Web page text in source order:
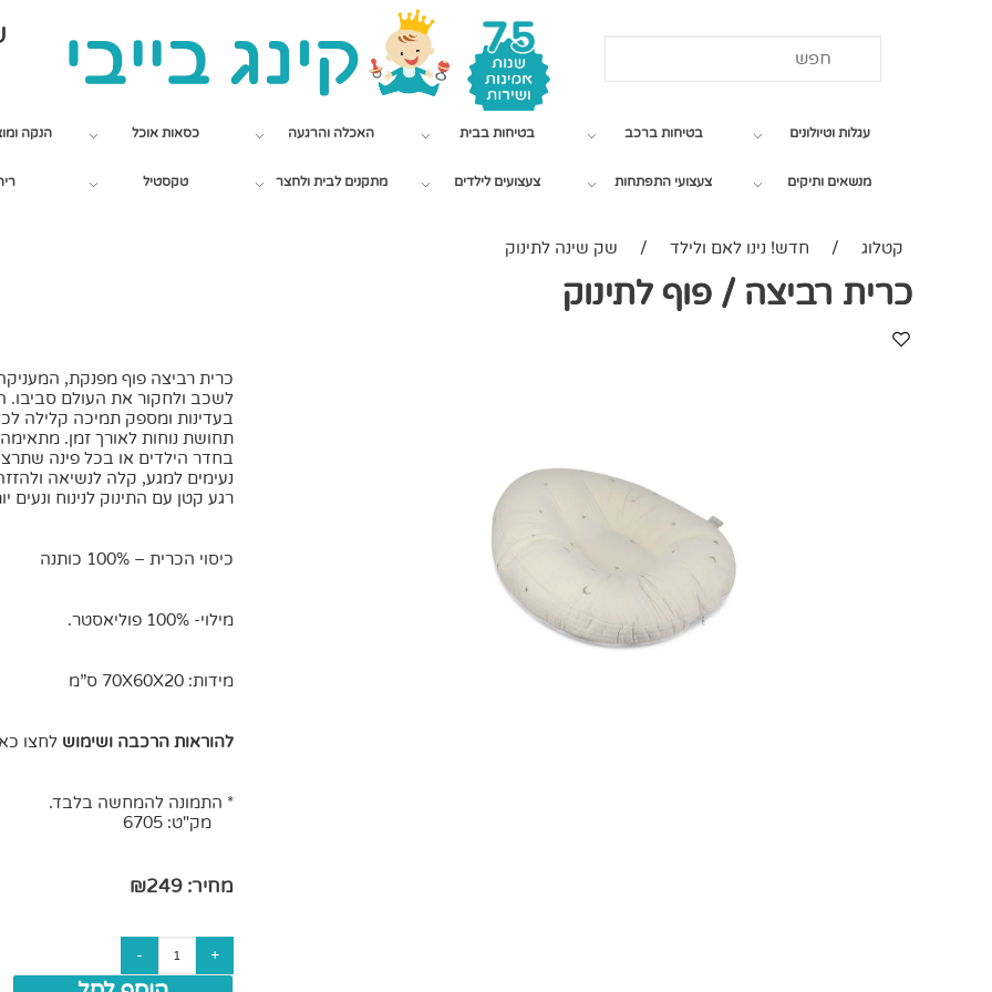
עגלות וטיולונים בטיחות ברכב בטיחות בבית האכלה והרגעה כסאות אוכל הנקה
מנשאים ותיקים צעצועי התפתחות צעצועים לילדים מתקנים לבית ולחצר טקסטיל
קטלוג / חדש! נינו לאם ולילד / שק שינה לתינוק
כרית רביצה / פוף לתינוק
כרית רביצה פוף מפנקת,
לשכב ולחקור את העולם סביבו.
בעדינות ומספק תמיכה קלילה
תחושת נוחות לאורך זמן.
בחדר הילדים או בכל פינה
נעימים למגע, קלה לנשיאה
רגע קטן עם התינוק לנינוח ונעים
כיסוי הכרית – 100% כותנה
מילוי- 100% פוליאסטר.
מידות: 70X60X20 ס”מ
להוראות הרכבה ושימוש לחצו
* התמונה להמחשה בלבד.
מק"ט: 6705
מחיר: ₪249